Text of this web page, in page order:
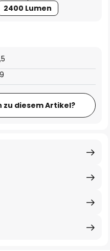
2400 Lumen
zu diesem Artikel?